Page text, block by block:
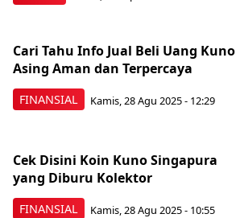
FINANSIAL
Cari Tahu Info Jual Beli Uang Kuno
Asing Aman dan Terpercaya
Kamis, 28 Agu 2025 - 12:29
FINANSIAL
Cek Disini Koin Kuno Singapura
yang Diburu Kolektor
Kamis, 28 Agu 2025 - 10:55